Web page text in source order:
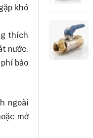
khó
thích
nước.
bảo
ngoài
mở